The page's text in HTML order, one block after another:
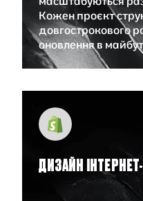
Кожен проєкт
довгострокового
оновлення в
ДИЗАЙН